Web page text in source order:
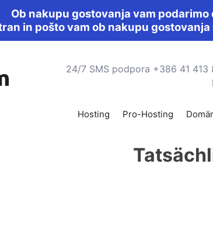
Ob nakupu gostovanja vam
in pošto vam ob nakupu
24/7 SMS podpora +386 41 413
Hosting Pro-Hosting